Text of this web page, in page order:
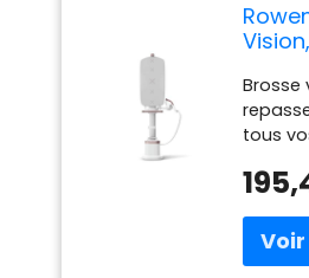
LED,
un
de
g/min,
Brosse
tous
d'une